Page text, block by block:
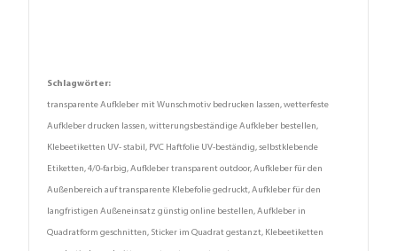
Schlagwörter:
transparente Aufkleber mit Wunschmotiv bedrucken lassen, wetterfeste
Aufkleber drucken lassen, witterungsbeständige Aufkleber bestellen,
Klebeetiketten UV- stabil, PVC Haftfolie UV-beständig, selbstklebende
Etiketten, 4/0-farbig, Aufkleber transparent outdoor, Aufkleber für den
Außenbereich auf transparente Klebefolie gedruckt, Aufkleber für den
langfristigen Außeneinsatz günstig online bestellen, Aufkleber in
Quadratform geschnitten, Sticker im Quadrat gestanzt, Klebeetiketten